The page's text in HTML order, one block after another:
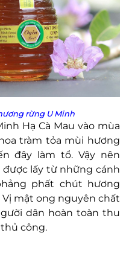
rừng U Minh
Hạ Cà Mau vào mùa
tràm tỏa mùi hương
đây làm tổ. Vậy nên
lấy từ những cánh
phất chút hương
Vị mật ong nguyên chất
dân hoàn toàn thu
công.